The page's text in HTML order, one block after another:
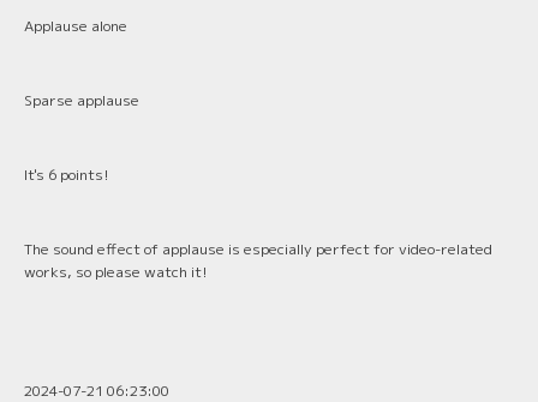
Applause alone
Sparse applause
It's 6 points!
The sound effect of applause is especially perfect for video-related
works, so please watch it!
2024-07-21 06:23:00